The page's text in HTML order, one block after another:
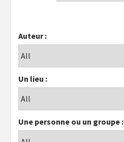
Auteur :
Un lieu :
Une personne ou un groupe :